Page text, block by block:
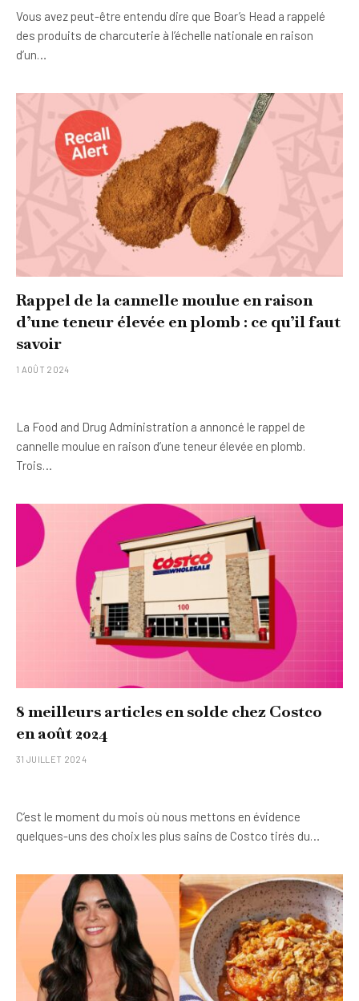
Vous avez peut-être entendu dire que Boar’s Head a rappelé
des produits de charcuterie à l’échelle nationale en raison
d’un…
Rappel de la cannelle moulue en raison
d’une teneur élevée en plomb : ce qu’il faut
savoir
1 AOÛT 2024
La Food and Drug Administration a annoncé le rappel de
cannelle moulue en raison d’une teneur élevée en plomb.
Trois…
8 meilleurs articles en solde chez Costco
en août 2024
31 JUILLET 2024
C’est le moment du mois où nous mettons en évidence
quelques-uns des choix les plus sains de Costco tirés du…